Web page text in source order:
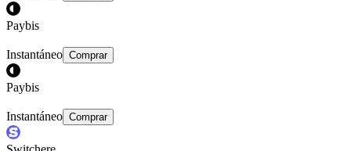
Paybis
Instantáneo Comprar
Paybis
Instantáneo Comprar